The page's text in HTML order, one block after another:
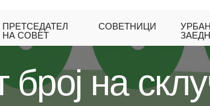
ПРЕТСЕДАТЕЛ
НА СОВЕТ
СОВЕТНИЦИ
БРОЈ НА СКЛУЧЕНИ ДОГОВОРИ СО
број на